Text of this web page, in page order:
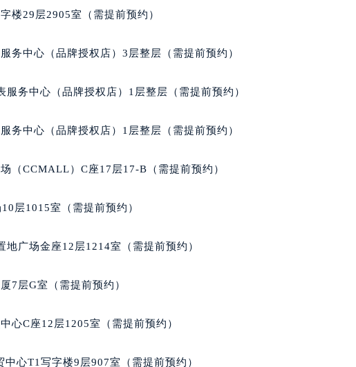
石油大街宝玑售后服务中心（需提前预约）
府路与渤海大街交叉口宝玑售后服务中心（需提前预约）
街路83号亨得利名表维修授权店1楼宝玑售后服务中心（需提前预约）
1号王府井东方广场W3座6层602室宝玑售后服务中心（需提前预约）
市左旗土尔扈特大街宝玑售后服务中心（需提前预约）
山区幸福路甲3号王府井百货名表维修宝玑售后服务中心（需提前预约）
市东胜区伊金霍洛街宝玑售后服务中心（需提前预约）
尔沁区明仁大街宝玑售后服务中心（需提前预约）
市集宁区恩和大街宝玑售后服务中心（需提前预约）
乌兰浩特市兴安大街宝玑售后服务中心（需提前预约）
楼29层2905室（需提前预约）
务中心（品牌授权店）3层整层（需提前预约）
务中心（品牌授权店）1层整层（需提前预约）
务中心（品牌授权店）1层整层（需提前预约）
（CCMALL）C座17层17-B（需提前预约）
层1015室（需提前预约）
广场金座12层1214室（需提前预约）
7层G室（需提前预约）
心C座12层1205室（需提前预约）
心T1写字楼9层907室（需提前预约）